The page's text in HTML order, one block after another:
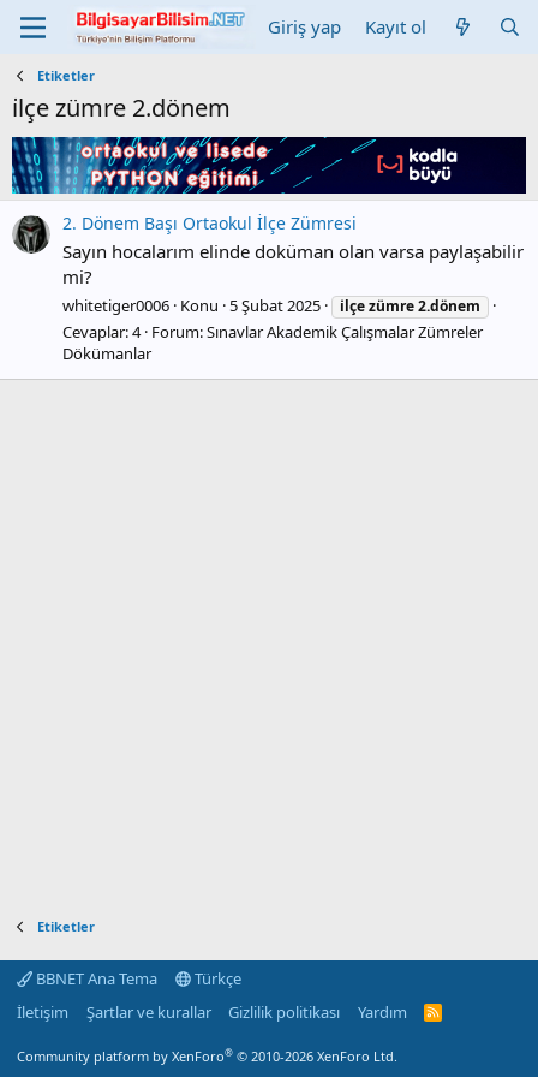
Giriş yap Kayıt ol
Etiketler
i̇lçe zümre 2.dönem
2. Dönem Başı Ortaokul İlçe Zümresi
Sayın hocalarım elinde doküman olan varsa paylaşabilir
mi?
whitetiger0006 Konu 5 Şubat 2025 i̇lçezümre2.dönem
Cevaplar: 4 Forum:Sınavlar Akademik Çalışmalar Zümreler
Dökümanlar
Etiketler
BBNET Ana Tema
Türkçe
İletişim
Şartlar ve kurallar Gizlilik politikası Yardım
R
Community platform by XenForo® © 2010-2026 XenForo Ltd.